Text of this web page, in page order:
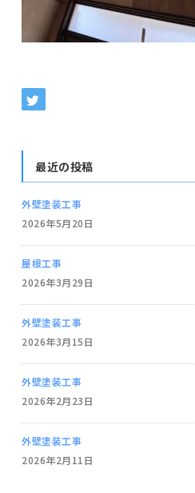
最近の投稿
外壁塗装工事
2026年5月20日
屋根工事
2026年3月29日
外壁塗装工事
2026年3月15日
外壁塗装工事
2026年2月23日
外壁塗装工事
2026年2月11日